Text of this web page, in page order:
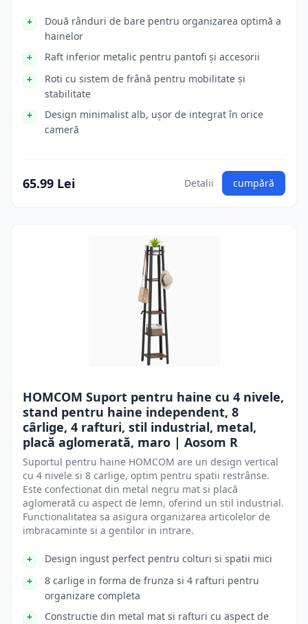
Două rânduri de bare pentru organizarea optimă a
hainelor
Raft inferior metalic pentru pantofi și accesorii
Roti cu sistem de frână pentru mobilitate și
stabilitate
Design minimalist alb, ușor de integrat în orice
cameră
65.99 Lei Detalii cumpără
HOMCOM Suport pentru haine cu 4 nivele,
stand pentru haine independent, 8
cârlige, 4 rafturi, stil industrial, metal,
placă aglomerată, maro | Aosom R
Suportul pentru haine HOMCOM are un design vertical
cu 4 nivele si 8 carlige, optim pentru spatii restrânse.
Este confectionat din metal negru mat si placă
aglomerată cu aspect de lemn, oferind un stil industrial.
Functionalitatea sa asigura organizarea articolelor de
imbracaminte si a gentilor in intrare.
Design ingust perfect pentru colturi si spatii mici
8 carlige in forma de frunza si 4 rafturi pentru
organizare completa
Constructie din metal mat si rafturi cu aspect de